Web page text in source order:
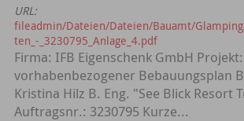
URL:
fileadmin/Dateien/Dateien/Bauamt/
ten_-_3230795_Anlage_4.pdf
Firma: IFB Eigenschenk GmbH Projekt:
vorhabenbezogener Bebauungsplan
Kristina Hilz B. Eng. "See Blick Resort
Auftragsnr.: 3230795 Kurze...